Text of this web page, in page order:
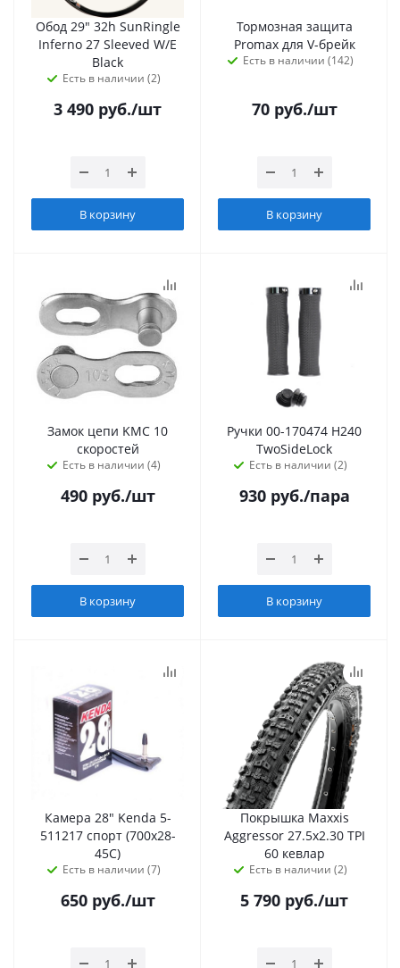
Обод 29" 32h SunRingle
Inferno 27 Sleeved W/E
Black
Есть в наличии (2)
3 490 руб./шт
В корзину
Тормозная защита
Promax для V-брейк
Есть в наличии (142)
70руб./шт
В корзину
Замок цепи KMC 10
скоростей
Есть в наличии (4)
490руб./шт
В корзину
Ручки 00-170474 H240
TwoSideLock
Есть в наличии (2)
930руб./пара
В корзину
Камера 28" Kenda 5-
511217 спорт (700х28-
45С)
Есть в наличии (7)
650руб./шт
Покрышка Maxxis
Aggressor 27.5x2.30 TPI
60 кевлар
Есть в наличии (2)
5 790 руб./шт